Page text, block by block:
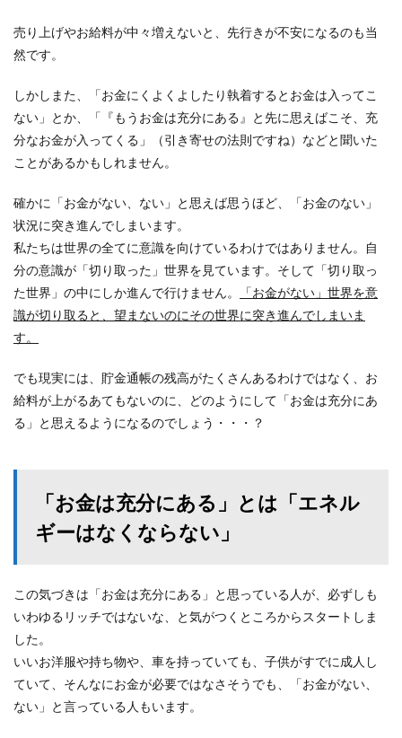
売り上げやお給料が中々増えないと、先行きが不安になるのも当
然です。
しかしまた、「お金にくよくよしたり執着するとお金は入ってこ
ない」とか、「『もうお金は充分にある』と先に思えばこそ、充
分なお金が入ってくる」（引き寄せの法則ですね）などと聞いた
ことがあるかもしれません。
確かに「お金がない、ない」と思えば思うほど、「お金のない」
状況に突き進んでしまいます。
私たちは世界の全てに意識を向けているわけではありません。自
分の意識が「切り取った」世界を見ています。そして「切り取っ
た世界」の中にしか進んで行けません。
「お金がない」世界を意
識が切り取ると、望まないのにその世界に突き進んでしまいま
す。
でも現実には、貯金通帳の残高がたくさんあるわけではなく、お
給料が上がるあてもないのに、どのようにして「お金は充分にあ
る」と思えるようになるのでしょう・・・？
「お金は充分にある」とは「エネル
ギーはなくならない」
この気づきは「お金は充分にある」と思っている人が、必ずしも
いわゆるリッチではないな、と気がつくところからスタートしま
した。
いいお洋服や持ち物や、車を持っていても、子供がすでに成人し
ていて、そんなにお金が必要ではなさそうでも、「お金がない、
ない」と言っている人もいます。